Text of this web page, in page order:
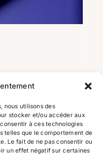
nous utilisons des
stocker et/ou accéder aux
à ces technologies
telles que le comportement de
Le fait de ne pas consentir ou
un effet négatif sur certaines